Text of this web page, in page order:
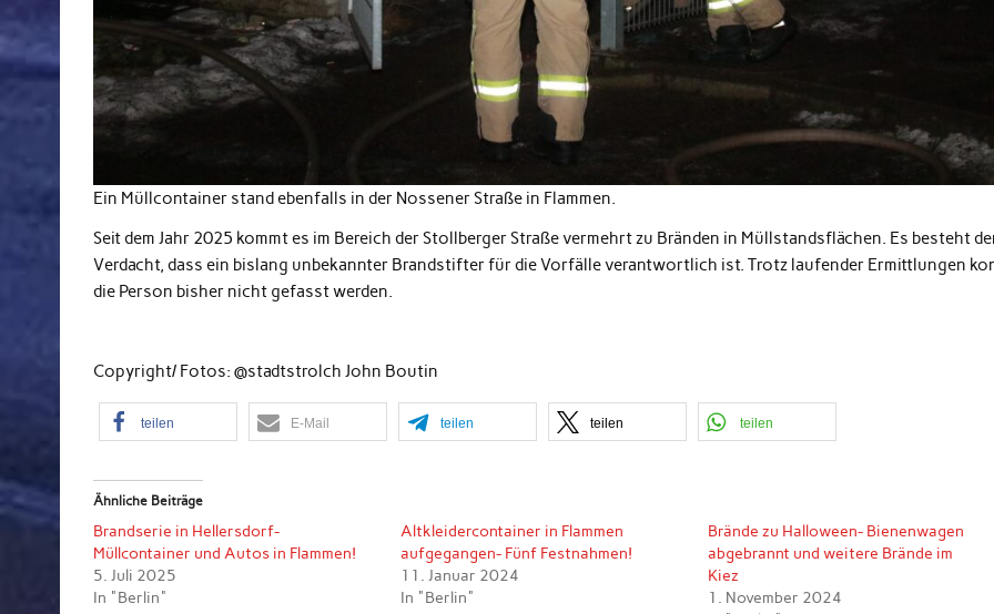
Ein Müllcontainer stand ebenfalls in der Nossener Straße in Flammen.
Seit dem Jahr 2025 kommt es im Bereich der Stollberger Straße vermehrt zu Bränden in Müllstandsflächen. Es besteht
Verdacht, dass ein bislang unbekannter Brandstifter für die Vorfälle verantwortlich ist. Trotz laufender Ermittlungen
die Person bisher nicht gefasst werden.
Copyright/ Fotos: @stadtstrolch John Boutin
teilen E-Mail teilen teilen teilen
Ähnliche Beiträge
Brandserie in Hellersdorf-
Müllcontainer und Autos in Flammen!
5. Juli 2025
In "Berlin"
Altkleidercontainer in Flammen
aufgegangen- Fünf Festnahmen!
11. Januar 2024
In "Berlin"
Brände zu Halloween- Bienenwagen
abgebrannt und weitere Brände im
Kiez
1. November 2024